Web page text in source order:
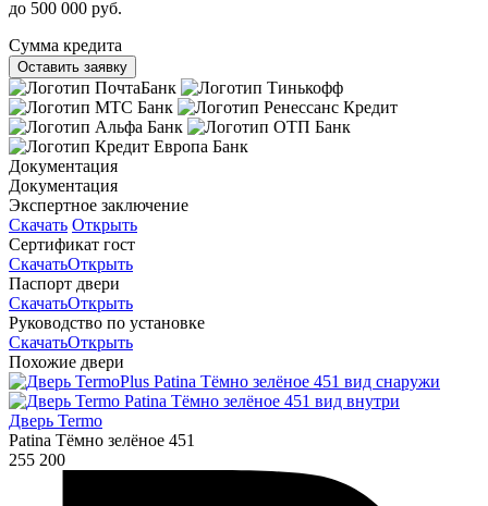
до 500 000 руб.
Сумма кредита
Оставить заявку
Документация
Документация
Экспертное заключение
Скачать Открыть
Сертификат гост
СкачатьОткрыть
Паспорт двери
СкачатьОткрыть
Руководство по установке
СкачатьОткрыть
Похожие двери
Дверь Termo
Patina Тёмно зелёное 451
255 200